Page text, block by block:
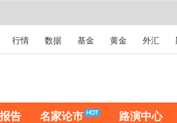
行情 数据 基金 黄金 外汇
告 名家论市 路演中心